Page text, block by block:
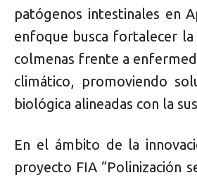
patógenos intestinales en
enfoque busca fortalecer la
colmenas frente a
climático, promoviendo
biológica alineadas con la
En el ámbito de la
proyecto FIA “Polinización